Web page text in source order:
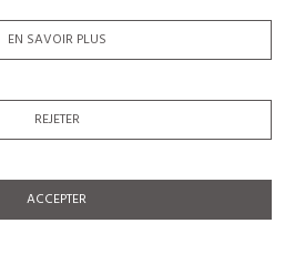
EN SAVOIR PLUS
REJETER
ACCEPTER
CRÉER UN COMPTE